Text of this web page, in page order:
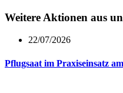
Weitere Aktionen aus
22/07/2026
Pflugsaat im Praxiseinsatz